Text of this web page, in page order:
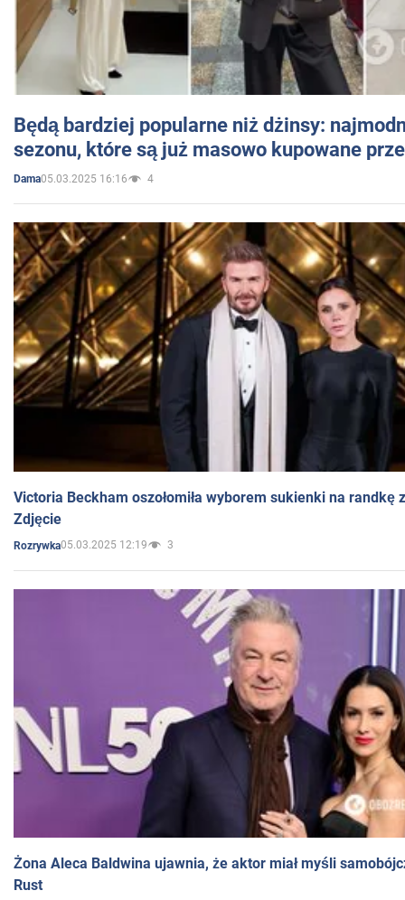
Będą bardziej popularne niż dżinsy:
sezonu, które są już masowo kupowane
Dama05.03.2025 16:16 4
Victoria Beckham oszołomiła wyborem sukienki na randkę
Zdjęcie
Rozrywka05.03.2025 12:19 3
Żona Aleca Baldwina ujawnia, że aktor miał myśli
Rust